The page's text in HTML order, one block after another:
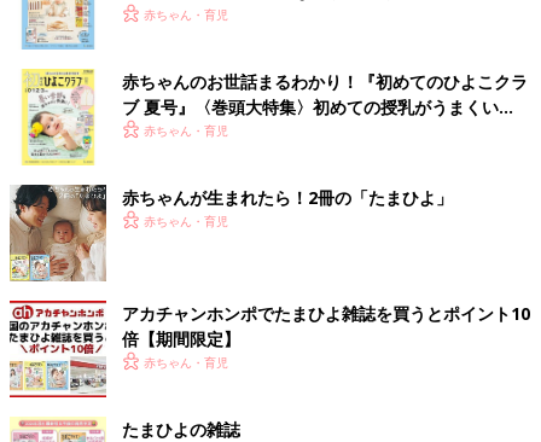
いっぱい！
赤ちゃん・育児
赤ちゃんのお世話まるわかり！『初めてのひよこクラ
ブ 夏号』〈巻頭大特集〉初めての授乳がうまくい
く！ おっぱい・ミルクの基本と夏のトラブル 解決テ
赤ちゃん・育児
赤ちゃんが生まれたら！2冊の「たまひよ」
赤ちゃん・育児
アカチャンホンポでたまひよ雑誌を買うとポイント10
倍【期間限定】
赤ちゃん・育児
たまひよの雑誌